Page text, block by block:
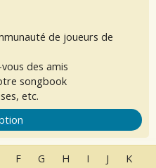
de joueurs de
des amis
songbook
etc.
F G H I J K